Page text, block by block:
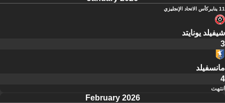
11 يناير كأس الاتحاد الإنجليزي
شيفيلد يونايتد
3
مانسفيلد
4
انتهت
February 2026